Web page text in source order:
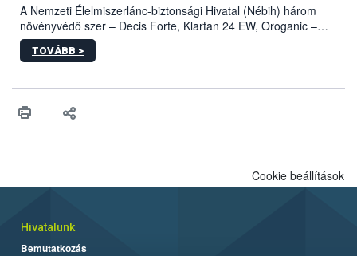
A Nemzeti Élelmiszerlánc-biztonsági Hivatal (Nébih) három
növényvédő szer – Decis Forte, Klartan 24 EW, Oroganic –
engedélyokiratát módosította, így azok a szüretet követően,
egészen a vesszőérettség (BBCH 91) stádiumáig
érésű szőlőkben is legyen lehetőség a károsító elleni további
felhasználók számára is elérhető és ökológiai termesztésben is
TOVÁBB >
Cookie beállítások
Hivatalunk
Bemutatkozás